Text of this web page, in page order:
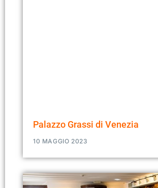
Palazzo Grassi di Venezia
10 MAGGIO 2023